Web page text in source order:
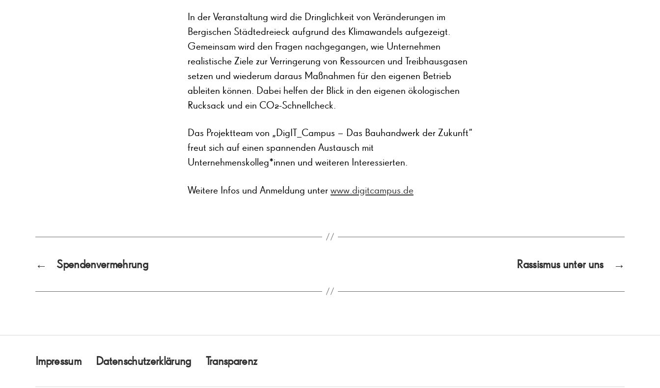
In der Veranstaltung wird die Dringlichkeit von Veränderungen im
Bergischen Städtedreieck aufgrund des Klimawandels aufgezeigt.
Gemeinsam wird den Fragen nachgegangen, wie Unternehmen
realistische Ziele zur Verringerung von Ressourcen und Treibhausgasen
setzen und wiederum daraus Maßnahmen für den eigenen Betrieb
ableiten können. Dabei helfen der Blick in den eigenen ökologischen
Rucksack und ein CO2-Schnellcheck.
Das Projektteam von „DigIT_Campus – Das Bauhandwerk der Zukunft“
freut sich auf einen spannenden Austausch mit
Unternehmenskolleg*innen und weiteren Interessierten.
Weitere Infos und Anmeldung unter www.digitcampus.de
← Spendenvermehrung →
Rassismus unter uns
Impressum Datenschutzerklärung Transparenz